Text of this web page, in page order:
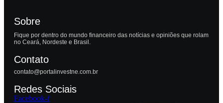
Sobre
Fique por dentro do mundo financeiro das notícias e opiniões que rolam
no Ceará, Nordeste e Brasil.
Contato
contato@portalinvestne.com.br
Redes Sociais
Facebook-f